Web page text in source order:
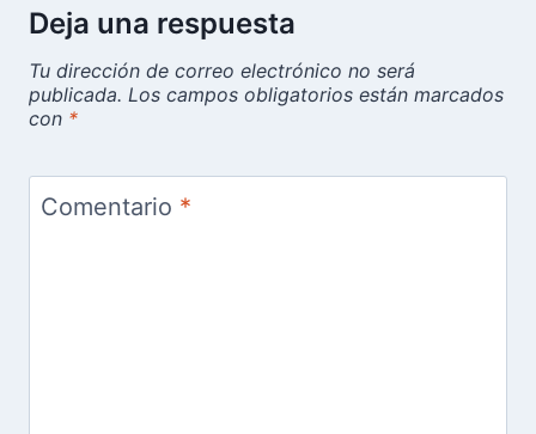
Deja una respuesta
Tu dirección de correo electrónico no será
publicada. Los campos obligatorios están marcados
con *
Comentario *